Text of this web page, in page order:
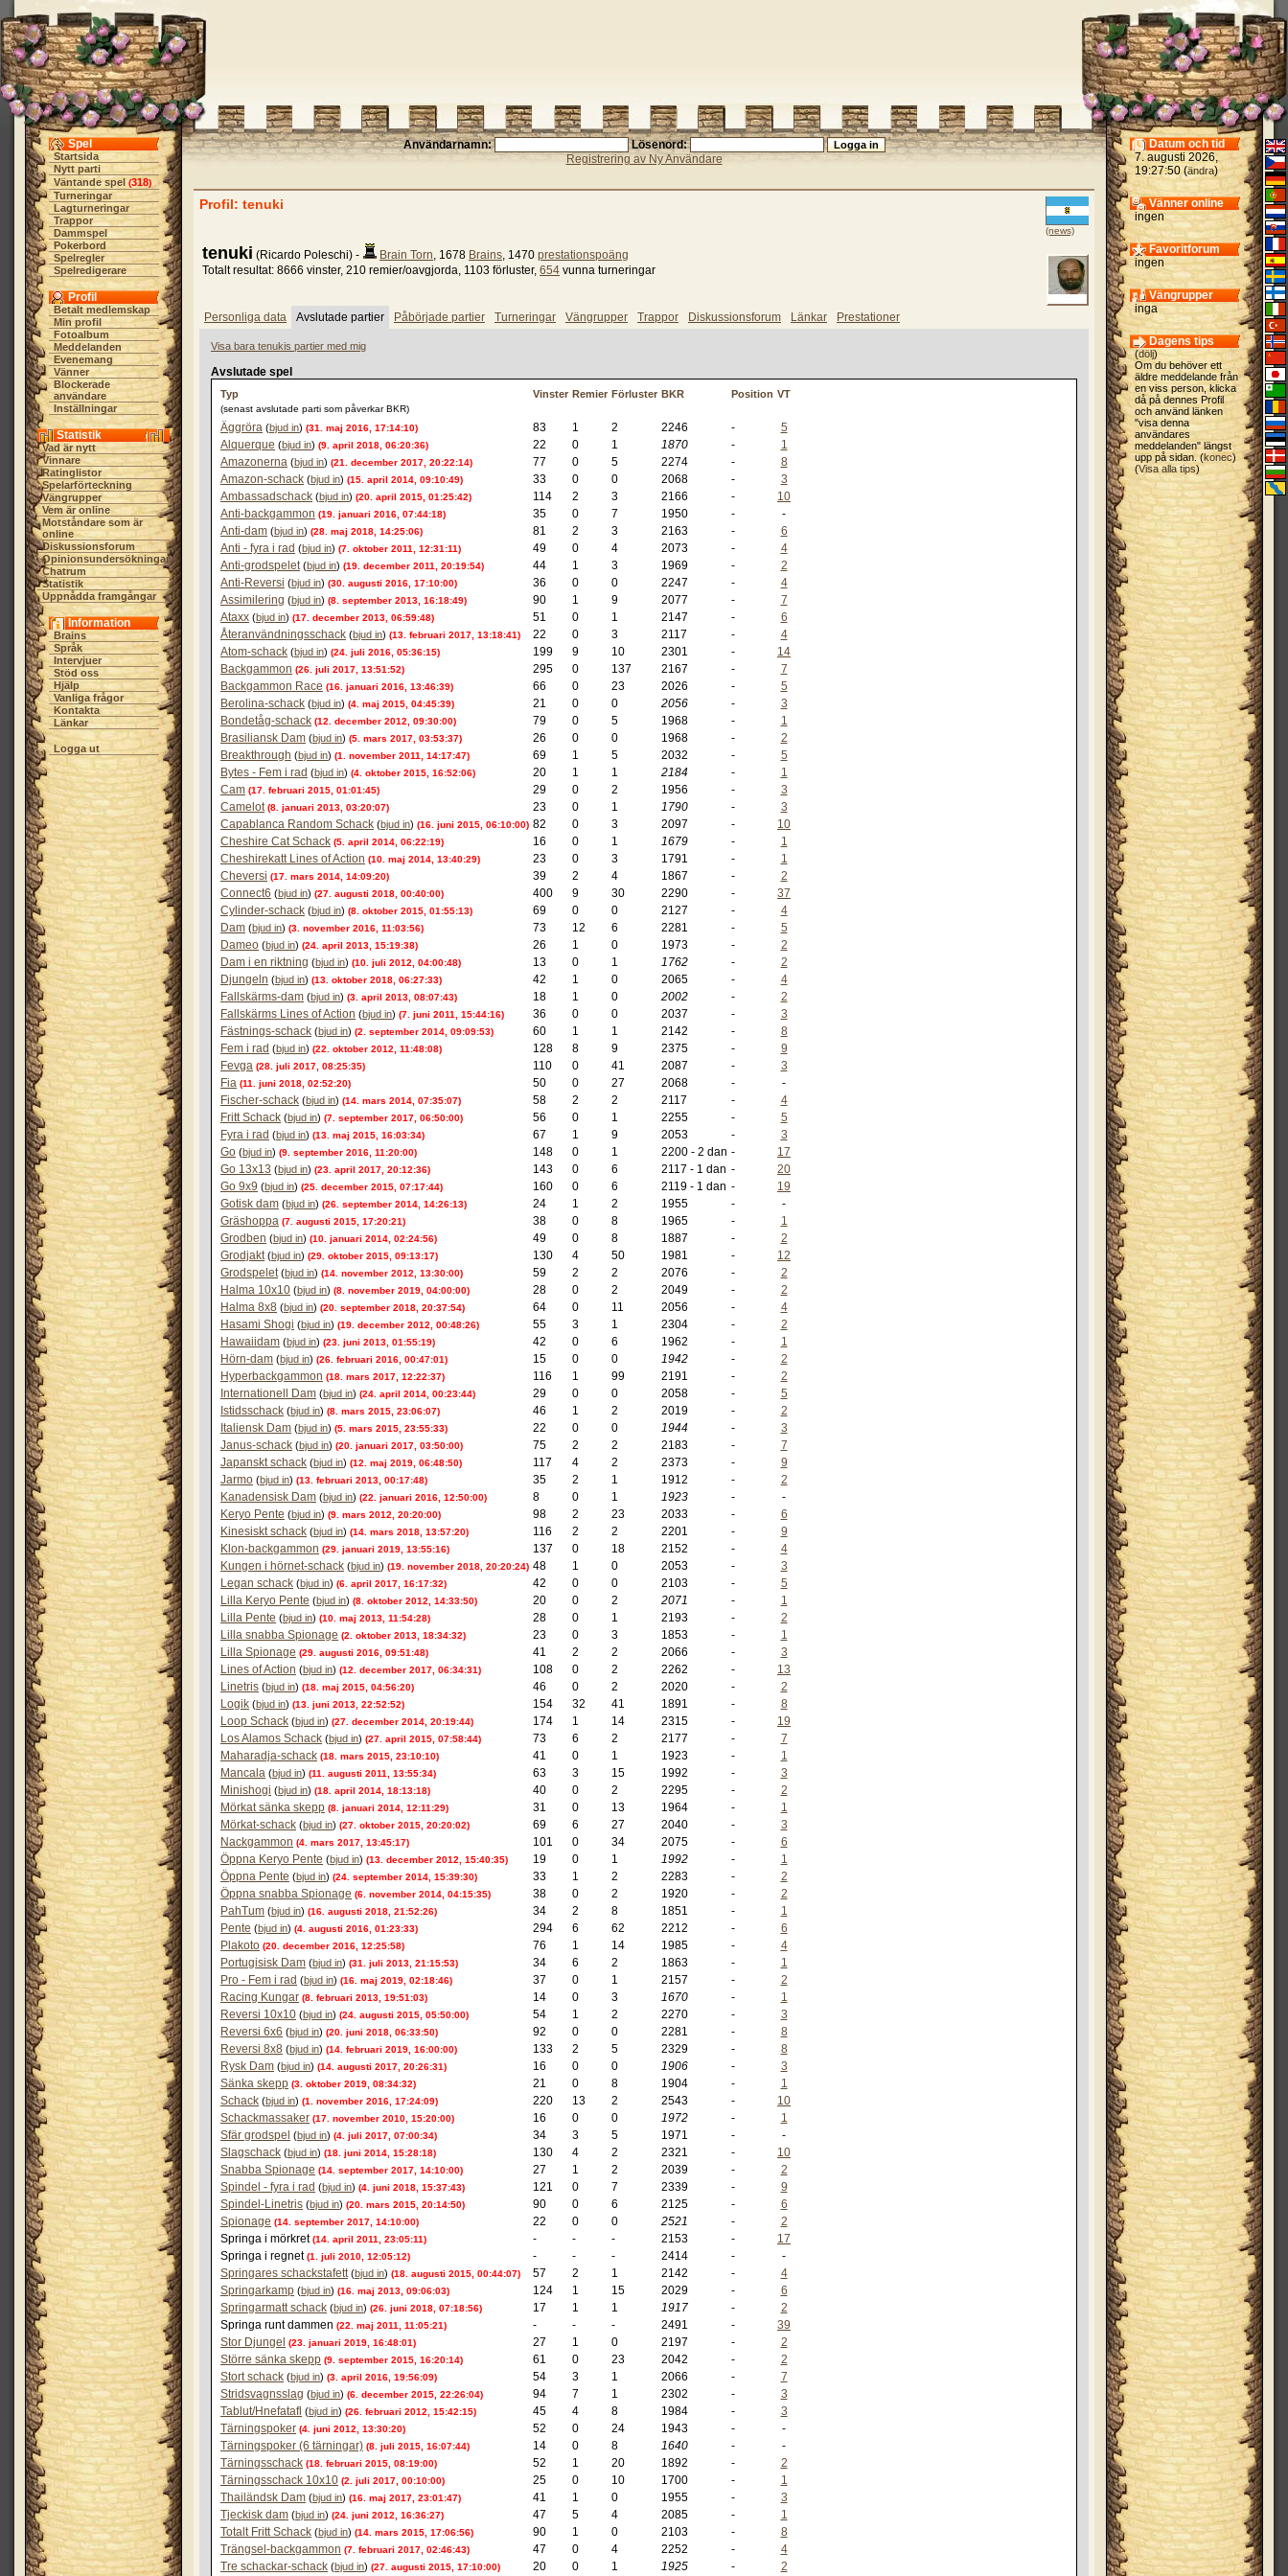
Spel
Startsida
Nytt parti
Väntande spel (318)
Turneringar
Lagturneringar
Trappor
Dammspel
Pokerbord
Spelregler
Spelredigerare
Profil
Betalt medlemskap
Min profil
Fotoalbum
Meddelanden
Evenemang
Vänner
Blockerade
användare
Inställningar
Statistik
Vad är nytt
Vinnare
Ratinglistor
Spelarförteckning
Vängrupper
Vem är online
Motståndare som är
online
Diskussionsforum
Opinionsundersökningar
Chatrum
Statistik
Uppnådda framgångar
Information
Brains
Språk
Intervjuer
Stöd oss
Hjälp
Vanliga frågor
Kontakta
Länkar
Logga ut
Användarnamn:
Lösenord:
Registrering av Ny Användare
(news)
Profil: tenuki
tenuki (Ricardo Poleschi) - Brain Torn, 1678 Brains, 1470 prestationspoäng
Totalt resultat: 8666 vinster, 210 remier/oavgjorda, 1103 förluster, 654 vunna turneringar
Personliga data Avslutade partier Påbörjade partier Turneringar Vängrupper Trappor Diskussionsforum Länkar Prestationer
Visa bara tenukis partier med mig
Avslutade spel
Typ Vinster Remier Förluster BKR Position VT
(senast avslutade parti som påverkar BKR)
Äggröra (bjud in) (31. maj 2016, 17:14:10) 83 1 2 2246 -
5
Alquerque (bjud in) (9. april 2018, 06:20:36) 22 0 1 1870 -
1
Amazonerna (bjud in) (21. december 2017, 20:22:14) 77 0 5 2274 -
8
Amazon-schack (bjud in) (15. april 2014, 09:10:49) 33 0 0 2068 -
3
Ambassadschack (bjud in) (20. april 2015, 01:25:42) 114 2 3 2166 -
10
Anti-backgammon (19. januari 2016, 07:44:18) 35 0 7 1950 -
-
Anti-dam (bjud in) (28. maj 2018, 14:25:06) 81 2 3 2163 -
6
Anti - fyra i rad (bjud in) (7. oktober 2011, 12:31:11) 49 0 4 2073 -
4
Anti-grodspelet (bjud in) (19. december 2011, 20:19:54) 44 1 3 1969 -
2
Anti-Reversi (bjud in) (30. augusti 2016, 17:10:00) 36 0 0 2247 -
4
Assimilering (bjud in) (8. september 2013, 16:18:49) 90 1 9 2077 -
7
Ataxx (bjud in) (17. december 2013, 06:59:48) 51 0 1 2147 -
6
Återanvändningsschack (bjud in) (13. februari 2017, 13:18:41) 22 0 3 2117 -
4
Atom-schack (bjud in) (24. juli 2016, 05:36:15) 199 9 10 2301 -
14
Backgammon (26. juli 2017, 13:51:52) 295 0 137 2167 -
7
Backgammon Race (16. januari 2016, 13:46:39) 66 0 23 2026 -
5
Berolina-schack (bjud in) (4. maj 2015, 04:45:39) 21 0 0 2056 -
3
Bondetåg-schack (12. december 2012, 09:30:00) 79 0 5 1968 -
1
Brasiliansk Dam (bjud in) (5. mars 2017, 03:53:37) 26 0 0 1968 -
2
Breakthrough (bjud in) (1. november 2011, 14:17:47) 69 1 5 2032 -
5
Bytes - Fem i rad (bjud in) (4. oktober 2015, 16:52:06) 20 1 1 2184 -
1
Cam (17. februari 2015, 01:01:45) 29 0 2 1956 -
3
Camelot (8. januari 2013, 03:20:07) 23 0 1 1790 -
3
Capablanca Random Schack (bjud in) (16. juni 2015, 06:10:00) 82 0 3 2097 -
10
Cheshire Cat Schack (5. april 2014, 06:22:19) 16 0 1 1679 -
1
Cheshirekatt Lines of Action (10. maj 2014, 13:40:29) 23 0 3 1791 -
1
Cheversi (17. mars 2014, 14:09:20) 39 2 4 1867 -
2
Connect6 (bjud in) (27. augusti 2018, 00:40:00) 400 9 30 2290 -
37
Cylinder-schack (bjud in) (8. oktober 2015, 01:55:13) 69 0 0 2127 -
4
Dam (bjud in) (3. november 2016, 11:03:56) 73 12 6 2281 -
5
Dameo (bjud in) (24. april 2013, 15:19:38) 26 1 0 1973 -
2
Dam i en riktning (bjud in) (10. juli 2012, 04:00:48) 13 0 1 1762 -
2
Djungeln (bjud in) (13. oktober 2018, 06:27:33) 42 1 0 2065 -
4
Fallskärms-dam (bjud in) (3. april 2013, 08:07:43) 18 1 0 2002 -
2
Fallskärms Lines of Action (bjud in) (7. juni 2011, 15:44:16) 36 0 0 2037 -
3
Fästnings-schack (bjud in) (2. september 2014, 09:09:53) 60 1 1 2142 -
8
Fem i rad (bjud in) (22. oktober 2012, 11:48:08) 128 8 9 2375 -
9
Fevga (28. juli 2017, 08:25:35) 110 0 41 2087 -
3
Fia (11. juni 2018, 02:52:20) 50 0 27 2068 -
-
Fischer-schack (bjud in) (14. mars 2014, 07:35:07) 58 2 2 2117 -
4
Fritt Schack (bjud in) (7. september 2017, 06:50:00) 56 0 1 2255 -
5
Fyra i rad (bjud in) (13. maj 2015, 16:03:34) 67 1 9 2053 -
3
Go (bjud in) (9. september 2016, 11:20:00) 148 0 1 2200 - 2 dan -
17
Go 13x13 (bjud in) (23. april 2017, 20:12:36) 143 0 6 2117 - 1 dan -
20
Go 9x9 (bjud in) (25. december 2015, 07:17:44) 160 0 6 2119 - 1 dan -
19
Gotisk dam (bjud in) (26. september 2014, 14:26:13) 24 1 2 1955 -
-
Gräshoppa (7. augusti 2015, 17:20:21) 38 0 8 1965 -
1
Grodben (bjud in) (10. januari 2014, 02:24:56) 49 0 8 1887 -
2
Grodjakt (bjud in) (29. oktober 2015, 09:13:17) 130 4 50 1981 -
12
Grodspelet (bjud in) (14. november 2012, 13:30:00) 59 2 2 2076 -
2
Halma 10x10 (bjud in) (8. november 2019, 04:00:00) 28 0 2 2049 -
2
Halma 8x8 (bjud in) (20. september 2018, 20:37:54) 64 0 11 2056 -
4
Hasami Shogi (bjud in) (19. december 2012, 00:48:26) 55 3 1 2304 -
2
Hawaiidam (bjud in) (23. juni 2013, 01:55:19) 42 0 6 1962 -
1
Hörn-dam (bjud in) (26. februari 2016, 00:47:01) 15 0 0 1942 -
2
Hyperbackgammon (18. mars 2017, 12:22:37) 116 1 99 2191 -
2
Internationell Dam (bjud in) (24. april 2014, 00:23:44) 29 0 0 2058 -
5
Istidsschack (bjud in) (8. mars 2015, 23:06:07) 46 1 2 2019 -
2
Italiensk Dam (bjud in) (5. mars 2015, 23:55:33) 22 0 0 1944 -
3
Janus-schack (bjud in) (20. januari 2017, 03:50:00) 75 2 2 2183 -
7
Japanskt schack (bjud in) (12. maj 2019, 06:48:50) 117 4 2 2373 -
9
Jarmo (bjud in) (13. februari 2013, 00:17:48) 35 2 1 1912 -
2
Kanadensisk Dam (bjud in) (22. januari 2016, 12:50:00) 8 0 1 1923 -
-
Keryo Pente (bjud in) (9. mars 2012, 20:20:00) 98 2 23 2033 -
6
Kinesiskt schack (bjud in) (14. mars 2018, 13:57:20) 116 2 2 2201 -
9
Klon-backgammon (29. januari 2019, 13:55:16) 137 0 18 2152 -
4
Kungen i hörnet-schack (bjud in) (19. november 2018, 20:20:24) 48 1 0 2053 -
3
Legan schack (bjud in) (6. april 2017, 16:17:32) 42 0 0 2103 -
5
Lilla Keryo Pente (bjud in) (8. oktober 2012, 14:33:50) 20 0 2 2071 -
1
Lilla Pente (bjud in) (10. maj 2013, 11:54:28) 28 0 1 2193 -
2
Lilla snabba Spionage (2. oktober 2013, 18:34:32) 23 0 3 1853 -
1
Lilla Spionage (29. augusti 2016, 09:51:48) 41 2 2 2066 -
3
Lines of Action (bjud in) (12. december 2017, 06:34:31) 108 0 2 2262 -
13
Linetris (bjud in) (18. maj 2015, 04:56:20) 46 0 2 2020 -
2
Logik (bjud in) (13. juni 2013, 22:52:52) 154 32 41 1891 -
8
Loop Schack (bjud in) (27. december 2014, 20:19:44) 174 1 14 2315 -
19
Los Alamos Schack (bjud in) (27. april 2015, 07:58:44) 73 6 2 2177 -
7
Maharadja-schack (18. mars 2015, 23:10:10) 41 0 1 1923 -
1
Mancala (bjud in) (11. augusti 2011, 13:55:34) 63 3 15 1992 -
3
Minishogi (bjud in) (18. april 2014, 18:13:18) 40 0 2 2295 -
2
Mörkat sänka skepp (8. januari 2014, 12:11:29) 31 0 13 1964 -
1
Mörkat-schack (bjud in) (27. oktober 2015, 20:20:02) 69 6 27 2040 -
3
Nackgammon (4. mars 2017, 13:45:17) 101 0 34 2075 -
6
Öppna Keryo Pente (bjud in) (13. december 2012, 15:40:35) 19 0 1 1992 -
1
Öppna Pente (bjud in) (24. september 2014, 15:39:30) 33 1 2 2283 -
2
Öppna snabba Spionage (6. november 2014, 04:15:35) 38 0 2 1920 -
2
PahTum (bjud in) (16. augusti 2018, 21:52:26) 34 2 8 1851 -
1
Pente (bjud in) (4. augusti 2016, 01:23:33) 294 6 62 2212 -
6
Plakoto (20. december 2016, 12:25:58) 76 1 14 1985 -
4
Portugisisk Dam (bjud in) (31. juli 2013, 21:15:53) 34 6 2 1863 -
1
Pro - Fem i rad (bjud in) (16. maj 2019, 02:18:46) 37 0 1 2157 -
2
Racing Kungar (8. februari 2013, 19:51:03) 14 0 3 1670 -
1
Reversi 10x10 (bjud in) (24. augusti 2015, 05:50:00) 54 1 2 2270 -
3
Reversi 6x6 (bjud in) (20. juni 2018, 06:33:50) 92 0 0 2281 -
8
Reversi 8x8 (bjud in) (14. februari 2019, 16:00:00) 133 2 5 2329 -
8
Rysk Dam (bjud in) (14. augusti 2017, 20:26:31) 16 0 0 1906 -
3
Sänka skepp (3. oktober 2019, 08:34:32) 21 0 8 1904 -
1
Schack (bjud in) (1. november 2016, 17:24:09) 220 13 2 2543 -
10
Schackmassaker (17. november 2010, 15:20:00) 16 0 0 1972 -
1
Sfär grodspel (bjud in) (4. juli 2017, 07:00:34) 34 3 5 1971 -
-
Slagschack (bjud in) (18. juni 2014, 15:28:18) 130 4 2 2321 -
10
Snabba Spionage (14. september 2017, 14:10:00) 27 1 2 2039 -
2
Spindel - fyra i rad (bjud in) (4. juni 2018, 15:37:43) 121 0 7 2339 -
9
Spindel-Linetris (bjud in) (20. mars 2015, 20:14:50) 90 0 6 2125 -
6
Spionage (14. september 2017, 14:10:00) 22 0 0 2521 -
2
Springa i mörkret(14. april 2011, 23:05:11) - - - 2153 -
17
Springa i regnet(1. juli 2010, 12:05:12) - - - 2414 -
-
Springares schackstafett (bjud in) (18. augusti 2015, 00:44:07) 57 2 1 2142 -
4
Springarkamp (bjud in) (16. maj 2013, 09:06:03) 124 1 15 2029 -
6
Springarmatt schack (bjud in) (26. juni 2018, 07:18:56) 17 1 1 1917 -
2
Springa runt dammen (22. maj 2011, 11:05:21) - - - 2491 -
39
Stor Djungel
(23. januari 2019, 16:48:01) 27 1 0 2197 -
2
Större sänka skepp (9. september 2015, 16:20:14) 61 0 23 2042 -
2
Stort schack (bjud in) (3. april 2016, 19:56:09) 54 3 1 2066 -
7
Stridsvagnsslag (bjud in) (6. december 2015, 22:26:04) 94 7 1 2302 -
3
Tablut/Hnefatafl (bjud in) (26. februari 2012, 15:42:15) 45 4 8 1984 -
3
Tärningspoker (4. juni 2012, 13:30:20) 52 0 24 1943 -
-
Tärningspoker (6 tärningar) (8. juli 2015, 16:07:44) 14 0 8 1640 -
-
Tärningsschack (18. februari 2015, 08:19:00) 52 1 20 1892 -
2
Tärningsschack 10x10 (2. juli 2017, 00:10:00) 25 0 10 1700 -
1
Thailändsk Dam (bjud in) (16. maj 2017, 23:01:47) 41 1 0 1955 -
3
Tjeckisk dam (bjud in) (24. juni 2012, 16:36:27) 47 5 4 2085 -
1
Totalt Fritt Schack (bjud in) (14. mars 2015, 17:06:56) 90 1 0 2103 -
8
Trängsel-backgammon (7. februari 2017, 02:46:43) 47 0 4 2252 -
4
Tre schackar-schack (bjud in) (27. augusti 2015, 17:10:00) 20 0 1 1925 - 2
Datum och tid
7. augusti 2026,
19:27:50 (ändra)
Vänner online
ingen
Favoritforum
ingen
Vängrupper
inga
Dagens tips
(dölj)
Om du behöver ett
äldre meddelande från
en viss person, klicka
då på dennes Profil
och använd länken
"visa denna
användares
meddelanden" längst
upp på sidan. (konec)
(Visa alla tips)